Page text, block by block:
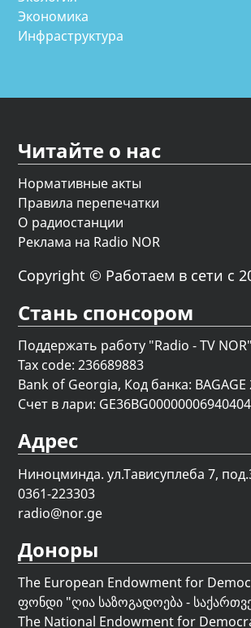
Экономика
Инфраструктура
Читайте о нас
Нормативные акты
Правила перепечатки
О радиостанции
Реклама на Radio NOR
Copyright © Работаем в сети с
Стань спонсором
Поддержать работу "Radio - TV
Tax code: 236689883
Bank of Georgia, Код банка: BAGAGE
Счет в лари:
Адрес
Ниноцминда. ул.Тависуплеба 7,
0361-223303
radio@nor.ge
Доноры
The European Endowment for
ფონდი "ღია საზოგადოება -
The National Endowment for